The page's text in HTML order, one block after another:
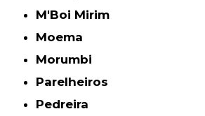
M'Boi Mirim
Moema
Morumbi
Parelheiros
Pedreira